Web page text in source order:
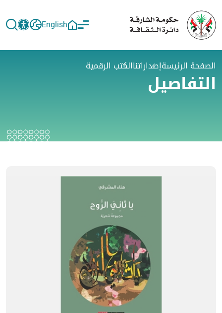
English
الصفحة الرئيسةإصداراتناالكتب الرقمية
التفاصيل